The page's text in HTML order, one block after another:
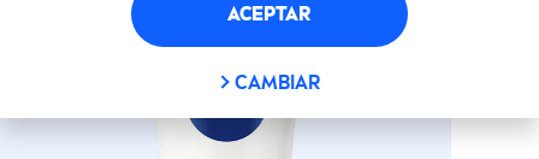
ACEPTAR
CAMBIAR